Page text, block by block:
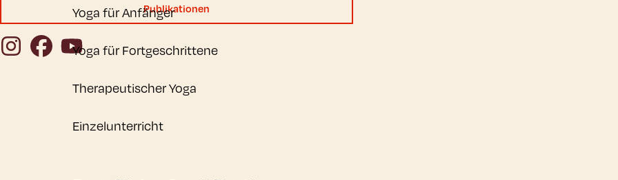
Publikationen
InstagramFacebook
YouTube
Yoga für Anfänger
Yoga für Fortgeschrittene
Therapeutischer Yoga
Einzelunterricht